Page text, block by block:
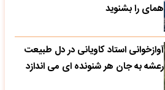
همای را بشنوید
آوازخوانی استاد کاویانی در دل طبیعت
رعشه به جان هر شنونده ای می اندازد